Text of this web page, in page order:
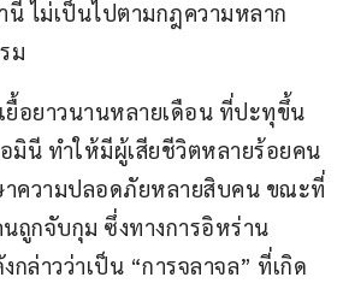
ไม่เป็นไปตามกฎความหลาก
ม
ยื้อยาวนานหลายเดือน ที่ปะทุขึ้น
มินี ทำให้มีผู้เสียชีวิตหลายร้อยคน
าความปลอดภัยหลายสิบคน ขณะที่
ถูกจับกุม ซึ่งทางการอิหร่าน
ล่าวว่าเป็น “การจลาจล” ที่เกิด